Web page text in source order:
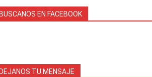
BUSCANOS EN FACEBOOK
DEJANOS TU MENSAJE